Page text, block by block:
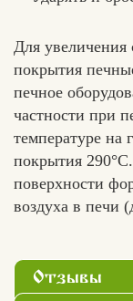
Для
покрытия
печное
частности при
температуре на
покрытия
поверхности
воздуха в печи
Отзывы